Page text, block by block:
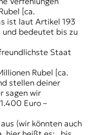
[ca.
ist laut Artikel 193
bedeutet bis zu
Staat
Rubel [ca.
stellen deiner
sagen wir
Euro –
(wir könnten auch